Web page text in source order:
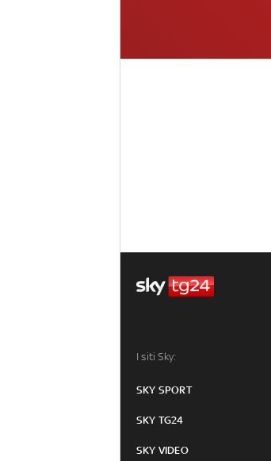
I siti Sky:
SKY SPORT
SKY TG24
SKY VIDEO